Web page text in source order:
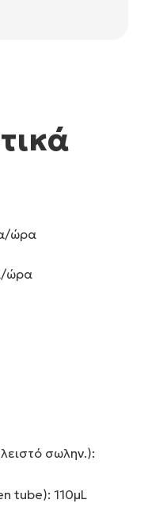
ώρα
ώρα
σωλην.):
tube): 110μL